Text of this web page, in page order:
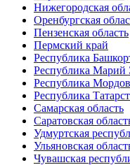
Нижегородская
Оренбургская
Пензенская область
Пермский край
Республика
Республика Марий
Республика
Республика
Самарская область
Саратовская
Удмуртская
Ульяновская
Чувашская